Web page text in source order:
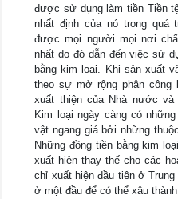
được sử dụng làm tiền Tiền
nhất định của nó trong quá
được mọi người mọi nơi
nhất do đó dẫn đến việc sử
bằng kim loại. Khi sản xuất
theo sự mở rộng phân
xuất thiện của Nhà nước
Kim loại ngày càng có
vật ngang giá bởi những
Những đồng tiền bằng kim
xuất hiện thay thế cho các
chỉ xuất hiện đầu tiên ở
ở một đầu để có thể xâu